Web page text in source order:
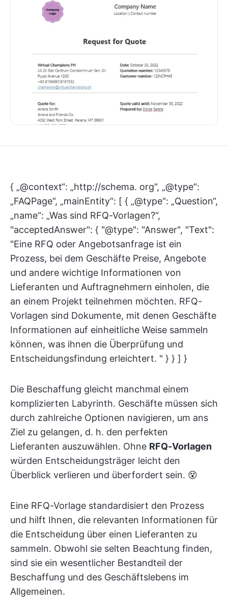
{ „@context“: „http://schema. org“, „@type“:
„FAQPage“, „mainEntity“: [ { „@type“: „Question“,
„name“: „Was sind RFQ-Vorlagen?“,
"acceptedAnswer": { "@type": "Answer", "Text":
"Eine RFQ oder Angebotsanfrage ist ein
Prozess, bei dem Geschäfte Preise, Angebote
und andere wichtige Informationen von
Lieferanten und Auftragnehmern einholen, die
an einem Projekt teilnehmen möchten. RFQ-
Vorlagen sind Dokumente, mit denen Geschäfte
Informationen auf einheitliche Weise sammeln
können, was ihnen die Überprüfung und
Entscheidungsfindung erleichtert. " } } ] }
Die Beschaffung gleicht manchmal einem
komplizierten Labyrinth. Geschäfte müssen sich
durch zahlreiche Optionen navigieren, um ans
Ziel zu gelangen, d. h. den perfekten
Lieferanten auszuwählen. Ohne RFQ-Vorlagen
würden Entscheidungsträger leicht den
Überblick verlieren und überfordert sein. 😵
Eine RFQ-Vorlage standardisiert den Prozess
und hilft Ihnen, die relevanten Informationen für
die Entscheidung über einen Lieferanten zu
sammeln. Obwohl sie selten Beachtung finden,
sind sie ein wesentlicher Bestandteil der
Beschaffung und des Geschäftslebens im
Allgemeinen.